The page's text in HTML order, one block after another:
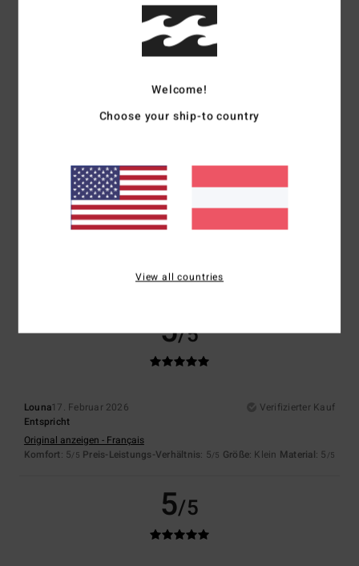
Der Pullover ist wirklich sehr bequem, allerdings würde ich mindestens
eine Große größer holen bei oversized
Preis-Leistungs-Verhältnis : 4/5
3 /5
26. Februar 2026
Verifizierter Kauf
Auf dem Foto auf der Website sieht es besser aus, die Farben sind nicht
5/5
Louna17. Februar 2026
Verifizierter Kauf
Entspricht
Original anzeigen - Français
Komfort: 5/5 Preis-Leistungs-Verhältnis: 5/5 Größe: Klein Material: 5 /5
5/5
Welcome!
Choose your ship-to country
View all countries